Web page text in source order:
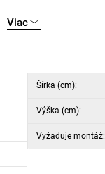
používateľa.
určená pre
Viac
Šírka (cm):
Výška (cm):
Vyžaduje montáž: